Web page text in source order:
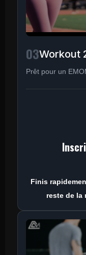
03Workout
Prêt pour un
Finis
reste de la